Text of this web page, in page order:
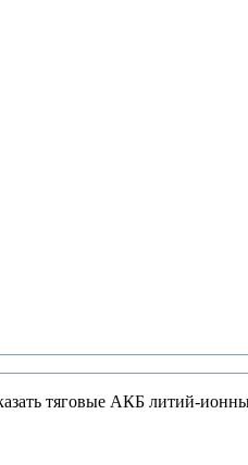
тяговые АКБ литий-